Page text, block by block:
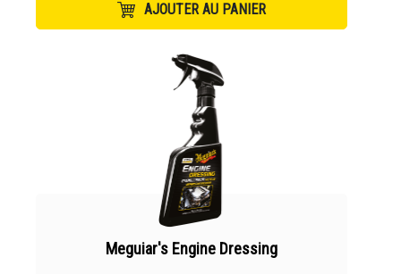
AJOUTER AU PANIER
Meguiar's Engine Dressing